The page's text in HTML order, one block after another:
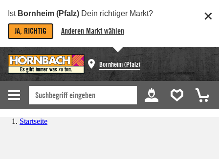
Ist Bornheim (Pfalz) Dein richtiger Markt?
JA, RICHTIG Anderen Markt wählen
Bornheim (Pfalz)
Startseite